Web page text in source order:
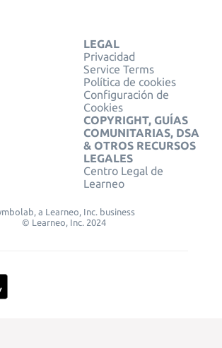
LEGAL
Privacidad
Service Terms
Política de cookies
Configuración de
Cookies
COPYRIGHT, GUÍAS
COMUNITARIAS, DSA
& OTROS RECURSOS
LEGALES
Centro Legal de
Learneo
a Learneo, Inc. business
© Learneo, Inc. 2024